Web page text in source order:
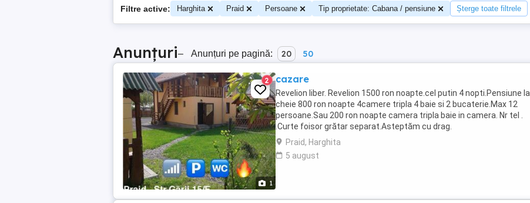
Filtre active: Harghita Praid Persoane Tip proprietate: Cabana / pensiune Șterge toate filtrele
Anunțuri– Anunțuri pe pagină: 20 50
1
2 cazare
Revelion liber. Revelion 1500 ron noapte.cel putin 4 nopti.Pensiune la
cheie 800 ron noapte 4camere tripla 4 baie si 2 bucaterie.Max 12
persoane.Sau 200 ron noapte camera tripla baie in camera. Nr tel .
.Curte foisor grătar separat.Asteptăm cu drag.
Praid, Harghita
5 august